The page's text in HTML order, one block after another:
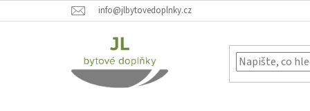
na
info@jlbytovedoplnky.cz